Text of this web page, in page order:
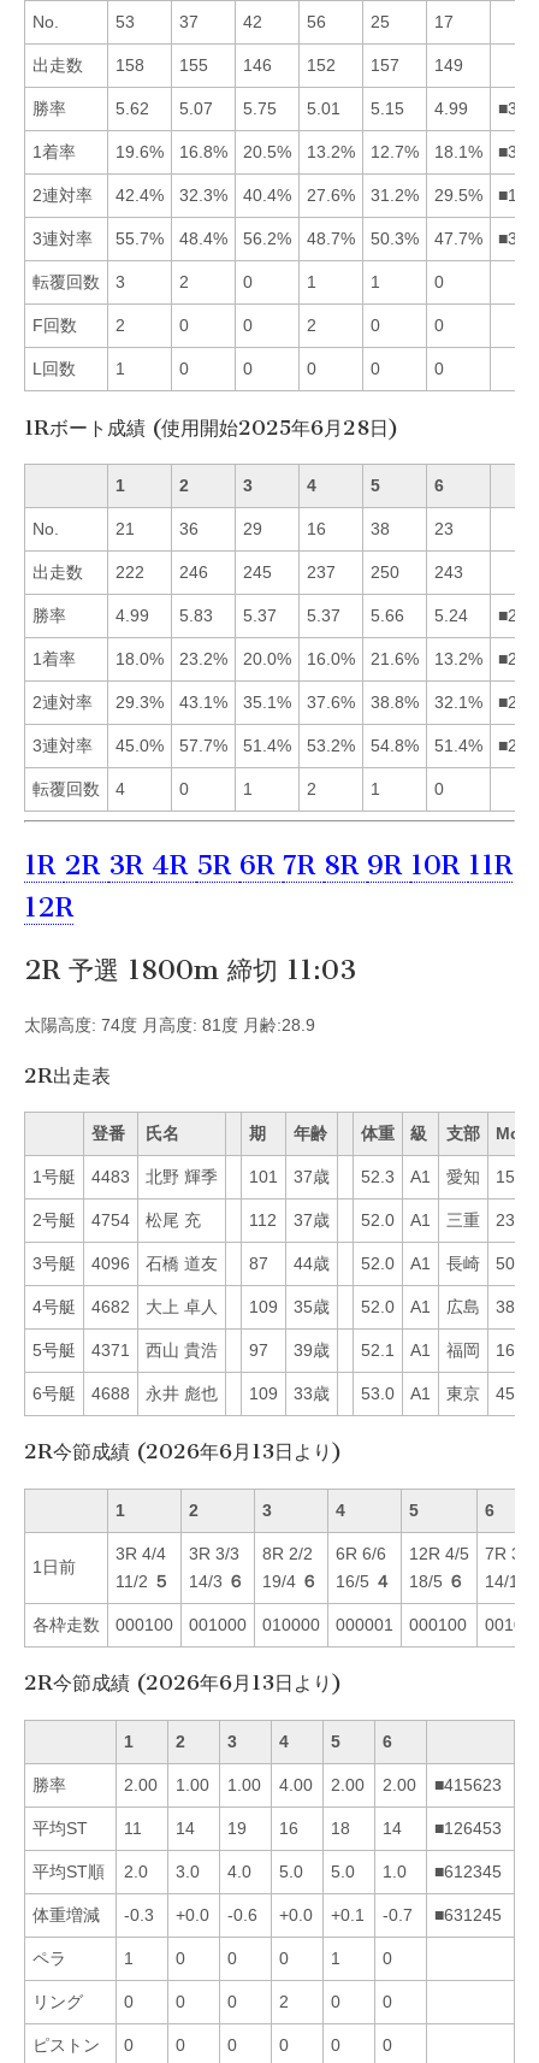
No. 53 37 42 56 25 17
出走数 158 155 146 152 157 149
勝率 5.62 5.07 5.75 5.01 5.15 4.99
1着率 19.6% 16.8% 20.5% 13.2% 12.7% 18.1%
2連対率 42.4% 32.3% 40.4% 27.6% 31.2% 29.5%
3連対率 55.7% 48.4% 56.2% 48.7% 50.3% 47.7%
転覆回数 3 2 0 1 1 0
F回数 2 0 0 2 0 0
L回数 1 0 0 0 0 0
1Rボート成績 (使用開始2025年6月28日)
1 2 3 4 5 6
No. 21 36 29 16 38 23
出走数 222 246 245 237 250 243
勝率 4.99 5.83 5.37 5.37 5.66 5.24
1着率 18.0% 23.2% 20.0% 16.0% 21.6% 13.2%
2連対率 29.3% 43.1% 35.1% 37.6% 38.8% 32.1%
3連対率 45.0% 57.7% 51.4% 53.2% 54.8% 51.4%
転覆回数 4 0 1 2 1 0
1R 2R 3R 4R 5R 6R 7R 8R 9R 10R 11R
12R
2R 予選 1800m 締切 11:03
太陽高度: 74度 月高度: 81度 月齢:28.9
2R出走表
登番 氏名 期 年齢 体重 級 支部 Mo
1号艇 4483 北野 輝季 101 37歳 52.3 A1 愛知 15
2号艇 4754 松尾 充 112 37歳 52.0 A1 三重 23
3号艇 4096 石橋 道友 87 44歳 52.0 A1 長崎 50
4号艇 4682 大上 卓人 109 35歳 52.0 A1 広島 38
5号艇 4371 西山 貴浩 97 39歳 52.1 A1 福岡 16
6号艇 4688 永井 彪也 109 33歳 53.0 A1 東京 45
2R今節成績 (2026年6月13日より)
1 2 3 4 5 6
1日前
3R 4/4
11/2 ５
3R 3/3
14/3 ６
8R 2/2
19/4 ６
6R 6/6
16/5 ４
12R 4/5
18/5 ６
7R 3/3
14/1
各枠走数 000100 001000 010000 000001 000100
2R今節成績 (2026年6月13日より)
1 2 3 4 5 6
勝率 2.00 1.00 1.00 4.00 2.00 2.00 ■415623
平均ST 11 14 19 16 18 14 ■126453
平均ST順 2.0 3.0 4.0 5.0 5.0 1.0 ■612345
体重増減 -0.3 +0.0 -0.6 +0.0 +0.1 -0.7 ■631245
ペラ 1 0 0 0 1 0
リング 0 0 0 2 0 0
ピストン 0 0 0 0 0 0